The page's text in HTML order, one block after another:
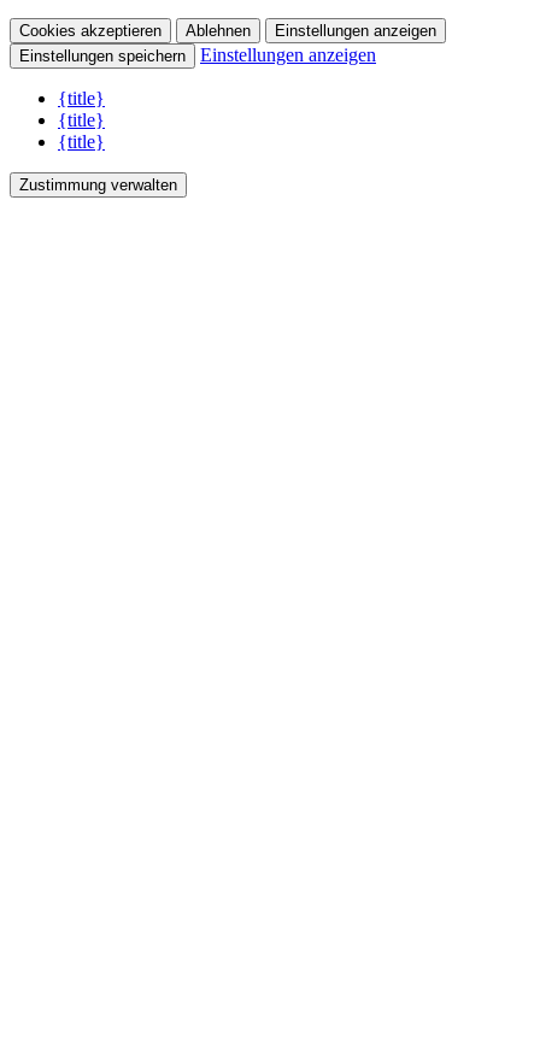
Cookies akzeptieren Ablehnen
Einstellungen anzeigen
Einstellungen speichern
Einstellungen anzeigen
{title}
{title}
{title}
Zustimmung verwalten